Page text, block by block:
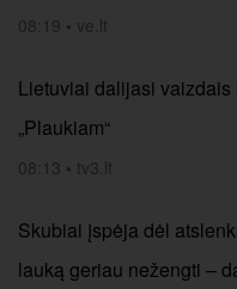
08:19 • ve.lt
Lietuviai dalijasi
„Plaukiam“
08:13 • tv3.lt
Skubiai įspėja dėl
lauką geriau nežengti –